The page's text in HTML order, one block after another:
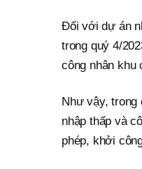
Đối với dự án
trong quý 4/
công nhân khu
Như vậy, trong
nhập thấp và
phép, khởi